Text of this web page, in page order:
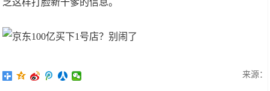
乏这样打脸新干爹的信息。
来源：